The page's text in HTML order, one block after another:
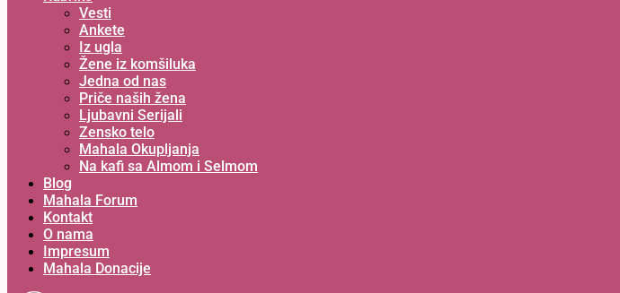
Vesti
Ankete
Iz ugla
Žene iz komšiluka
Jedna od nas
Priče naših žena
Ljubavni Serijali
Zensko telo
Mahala Okupljanja
Na kafi sa Almom i Selmom
Blog
Mahala Forum
Kontakt
O nama
Impresum
Mahala Donacije